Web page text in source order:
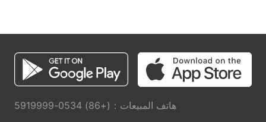
هاتف المبيعات：(+86) 0534-5919999